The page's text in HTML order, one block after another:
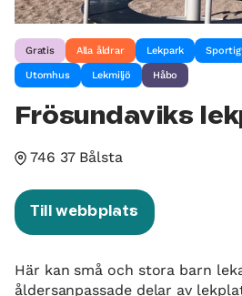
Gratis Alla åldrar Lekpark
Utomhus Lekmiljö Håbo
Frösundaviks
746 37 Bålsta
Till webbplats
Här kan små och stora barn
åldersanpassade delar av